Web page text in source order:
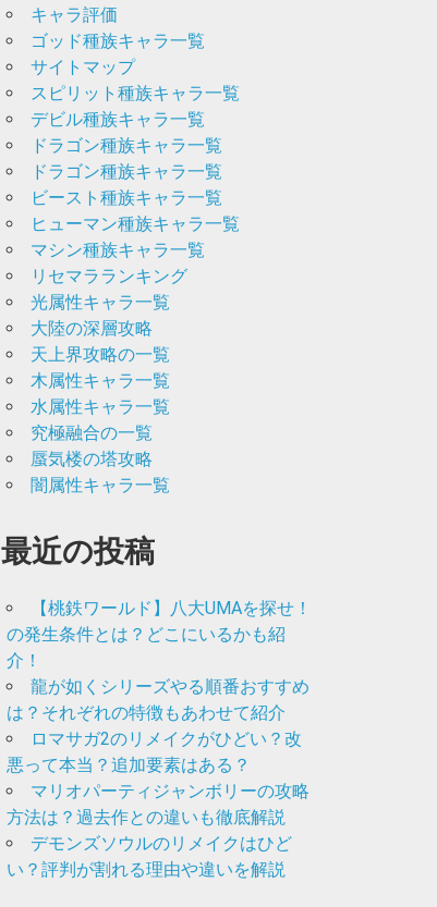
キャラ評価
ゴッド種族キャラ一覧
サイトマップ
スピリット種族キャラ一覧
デビル種族キャラ一覧
ドラゴン種族キャラ一覧
ドラゴン種族キャラ一覧
ビースト種族キャラ一覧
ヒューマン種族キャラ一覧
マシン種族キャラ一覧
リセマラランキング
光属性キャラ一覧
大陸の深層攻略
天上界攻略の一覧
木属性キャラ一覧
水属性キャラ一覧
究極融合の一覧
蜃気楼の塔攻略
闇属性キャラ一覧
最近の投稿
【桃鉄ワールド】八大UMAを探せ！
の発生条件とは？どこにいるかも紹
介！
龍が如くシリーズやる順番おすすめ
は？それぞれの特徴もあわせて紹介
ロマサガ2のリメイクがひどい？改
悪って本当？追加要素はある？
マリオパーティジャンボリーの攻略
方法は？過去作との違いも徹底解説
デモンズソウルのリメイクはひど
い？評判が割れる理由や違いを解説